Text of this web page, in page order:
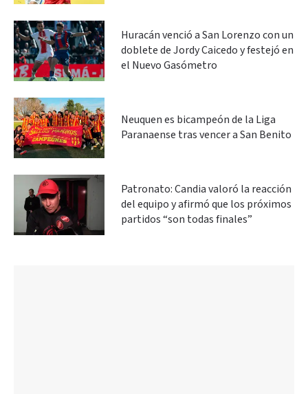
Huracán venció a San Lorenzo con un
doblete de Jordy Caicedo y festejó en
el Nuevo Gasómetro
Neuquen es bicampeón de la Liga
Paranaense tras vencer a San Benito
Patronato: Candia valoró la reacción
del equipo y afirmó que los próximos
partidos “son todas finales”